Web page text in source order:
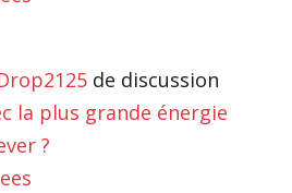
de discussion
la plus grande énergie
?